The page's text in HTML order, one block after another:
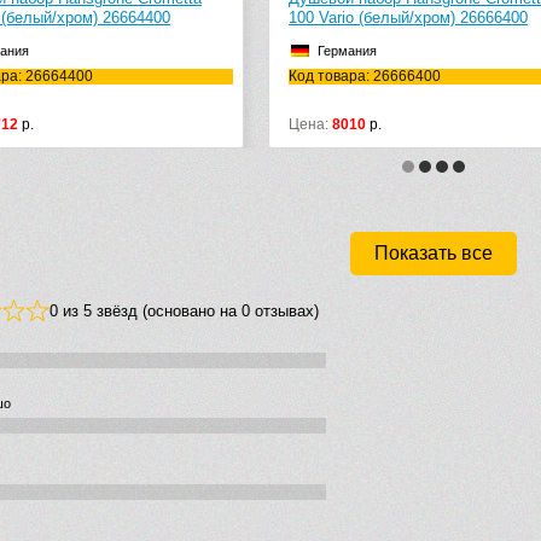
(белый/хром) 26666400
26666400
р.
1jet 27729000
Германия
Код товара: 27729000
Цена: 11555р.
Показать все
0 из 5 звёзд (основано на 0 отзывах)